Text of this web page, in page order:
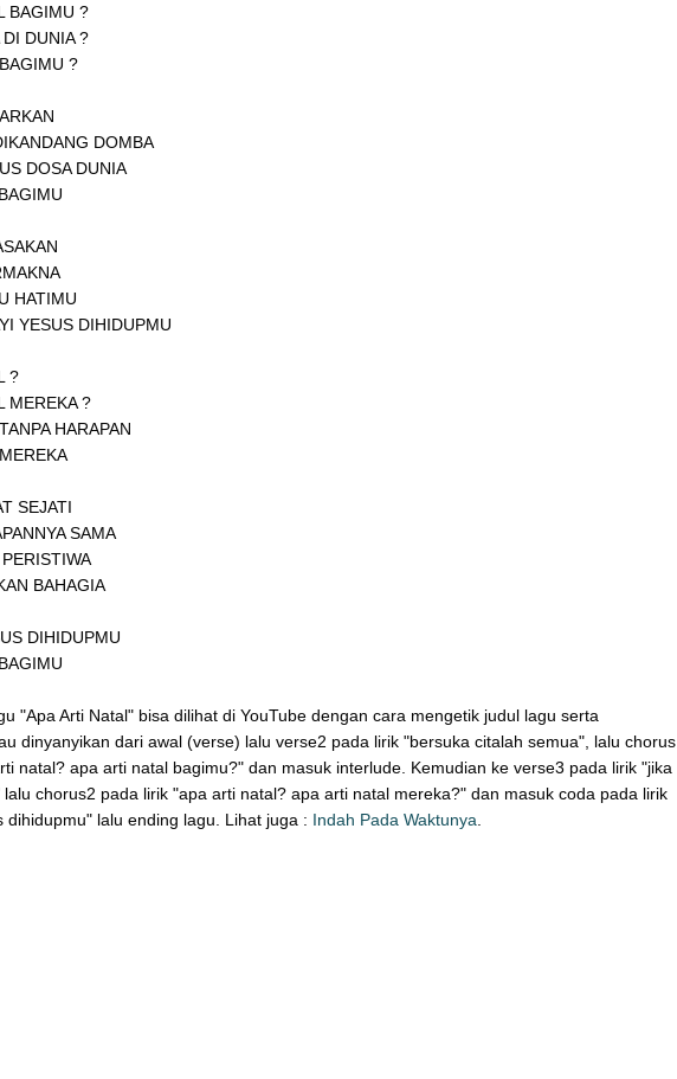
BAGIMU ?
DI DUNIA ?
?
DOMBA
DOSA DUNIA
HATIMU
YESUS DIHIDUPMU
?
MEREKA ?
HARAPAN
SEJATI
SAMA
BAHAGIA
DIHIDUPMU
"Apa Arti Natal" bisa dilihat di YouTube dengan cara mengetik judul lagu serta
dinyanyikan dari awal (verse) lalu verse2 pada lirik "bersuka citalah semua", lalu chorus
natal? apa arti natal bagimu?" dan masuk interlude. Kemudian ke verse3 pada lirik "jika
lalu chorus2 pada lirik "apa arti natal? apa arti natal mereka?" dan masuk coda pada lirik
dihidupmu" lalu ending lagu. Lihat juga : Indah Pada Waktunya